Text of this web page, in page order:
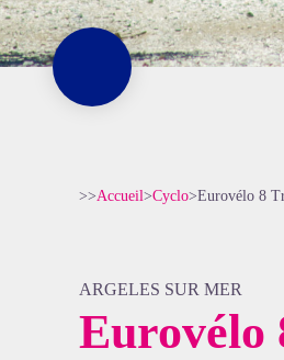
>>Accueil>Cyclo>Eurovélo 8
ARGELES SUR MER
Eurovélo